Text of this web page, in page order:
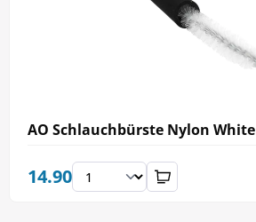
AO Schlauchbürste Nylon White
14.90